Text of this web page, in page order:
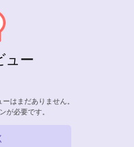
ュー
はまだありません。
が必要です。